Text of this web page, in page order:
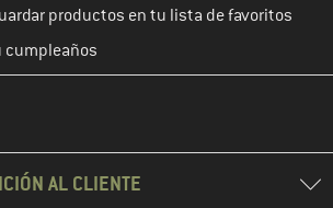
productos en tu lista de favoritos
cumpleaños
AL CLIENTE